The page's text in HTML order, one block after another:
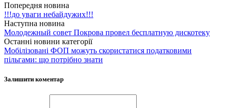
Попередня новина
!!!до уваги небайдужих!!!
Наступна новина
Молодежный совет Покрова провел бесплатную дискотеку
Останні новини категорії
Мобілізовані ФОП можуть скористатися податковими
пільгами: що потрібно знати
Залишити коментар